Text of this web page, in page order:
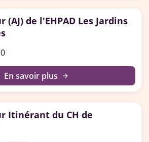
(AJ) de l'EHPAD Les Jardins
En savoir plus arrow_forward
Itinérant du CH de